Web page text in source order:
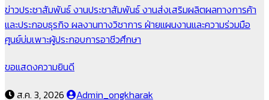
ข่าวประชาสัมพันธ์งานประชาสัมพันธ์งานส่งเสริมผลิตผลทางการค้า
และประกอบธุรกิจ ผลงานทางวิชาการ ฝ่ายแผนงานและความร่วมมือ
ศูนย์บ่มเพาะผู้ประกอบการอาชีวศึกษา
ขอแสดงความยินดี
ส.ค. 3, 2026
Admin_ongkharak